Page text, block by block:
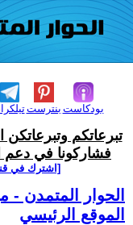
بنترست بودكاست
تبرعاتكم وتبرعاتكن
فشاركونا في دعم
[اشترك في
الحوار المتمدن -
الموقع الرئيسي